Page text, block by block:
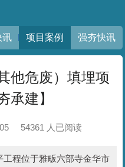
讯 项目案例 强夯快讯
他危废）填埋项
承建】
54361 人已阅读
程位于雅畈六部寺金华市